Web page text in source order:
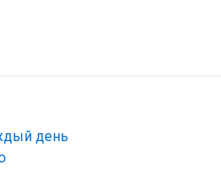
день